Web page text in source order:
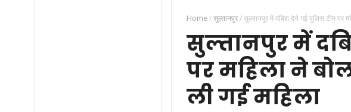
Home /सुल्तानपुर/सुल्तानपुर में दबिश देने गई पुलिस टीम पर
सुल्तानपुर में
पर महिला ने
ली गई महिला